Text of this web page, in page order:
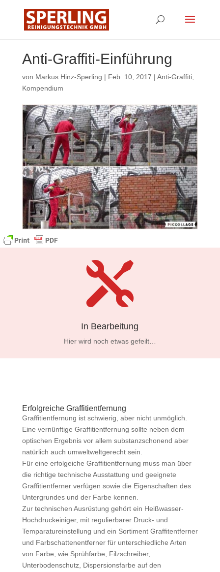
Anti-Graffiti-Einführung
von Markus Hinz-Sperling | Feb. 10, 2017 | Anti-Graffiti,
Kompendium

In Bearbeitung
Hier wird noch etwas gefeilt…
Erfolgreiche Graffitientfernung
Graffitientfernung ist schwierig, aber nicht unmöglich.
Eine vernünftige Graffitientfernung sollte neben dem
optischen Ergebnis vor allem substanzschonend aber
natürlich auch umweltweltgerecht sein.
Für eine erfolgeiche Graffitientfernung muss man über
die richtige technische Ausstattung und geeignete
Graffitientferner verfügen sowie die Eigenschaften des
Untergrundes und der Farbe kennen.
Zur technischen Ausrüstung gehört ein Heißwasser-
Hochdruckeiniger, mit regulierbarer Druck- und
Temparatureinstellung und ein Sortiment Graffitentferner
und Farbschattenentferner für unterschiedliche Arten
von Farbe, wie Sprühfarbe, Filzschreiber,
Unterbodenschutz, Dispersionsfarbe auf den